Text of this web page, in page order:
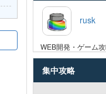
rusk
WEB開発・ゲーム
集中攻略